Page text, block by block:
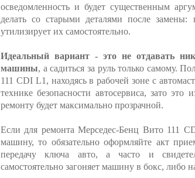
осведомленность и будет существенным
делать со старыми деталями после замены:
утилизирует их самостоятельно.
Идеальный вариант - это не отдавать
машины, а садиться за руль только самому.
111 CDI L1, находясь в рабочей зоне с
технике безопасности автосервиса, зато
ремонту будет максимально прозрачной.
Если для ремонта Мерседес-Бенц Вито 111
машину, то обязательно оформляйте акт
передачу ключа авто, а часто и
самостоятельно загоняет машину в бокс, либо